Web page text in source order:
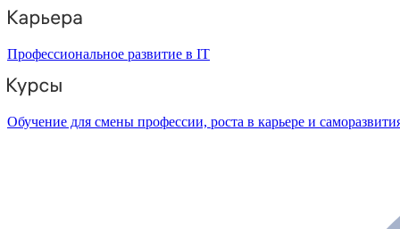
Профессиональное развитие в IT
Обучение для смены профессии, роста в карьере и